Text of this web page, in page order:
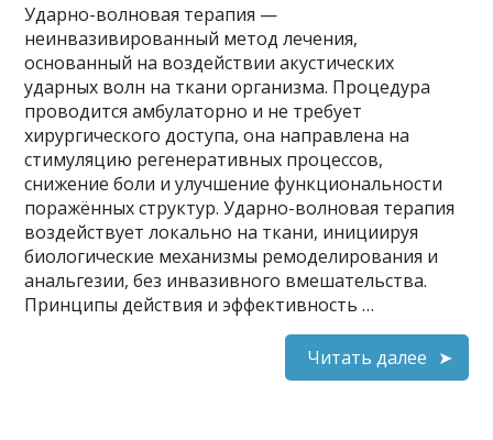
Ударно-волновая терапия —
неинвазивированный метод лечения,
основанный на воздействии акустических
ударных волн на ткани организма. Процедура
проводится амбулаторно и не требует
хирургического доступа, она направлена на
стимуляцию регенеративных процессов,
снижение боли и улучшение функциональности
поражённых структур. Ударно-волновая терапия
воздействует локально на ткани, инициируя
биологические механизмы ремоделирования и
анальгезии, без инвазивного вмешательства.
Принципы действия и эффективность …
Читать далее